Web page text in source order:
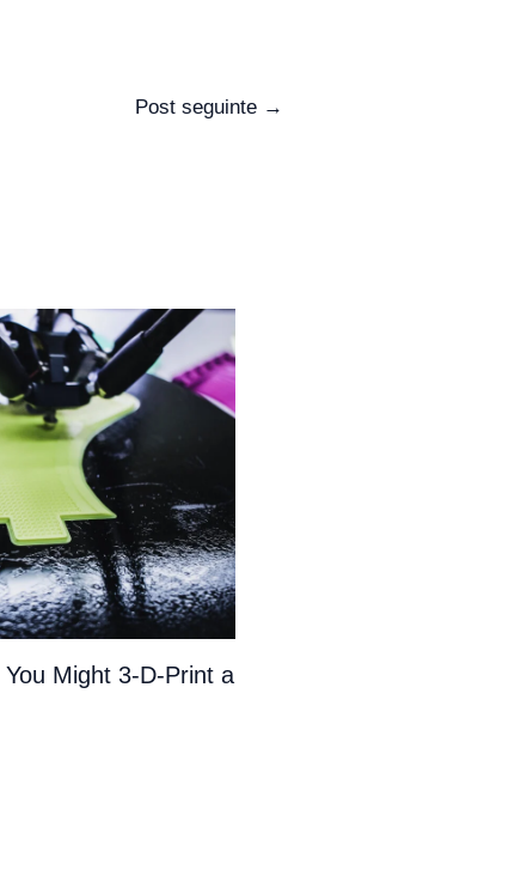
Post seguinte →
Might 3-D-Print a